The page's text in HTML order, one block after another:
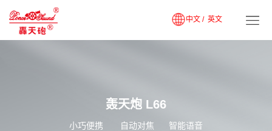
英文
中文 /
轰天炮 L66
小巧便携 自动对焦 智能语音